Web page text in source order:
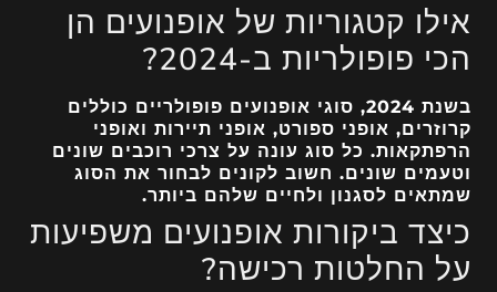
אילו קטגוריות של אופנועים הן
הכי פופולריות ב-2024?
בשנת 2024, סוגי אופנועים פופולריים כוללים
קרוזרים, אופני ספורט, אופני תיירות ואופני
הרפתקאות. כל סוג עונה על צרכי רוכבים שונים
וטעמים שונים. חשוב לקונים לבחור את הסוג
שמתאים לסגנון ולחיים שלהם ביותר.
כיצד ביקורות אופנועים משפיעות
על החלטות רכישה?